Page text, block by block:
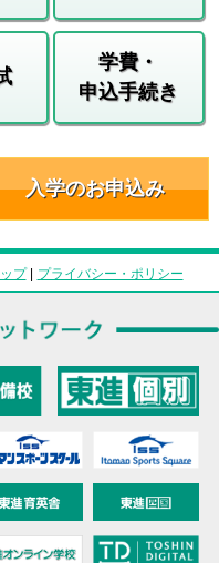
学費・
申込手続き
入学のお申込み
プ| プライバシー・ポリシー